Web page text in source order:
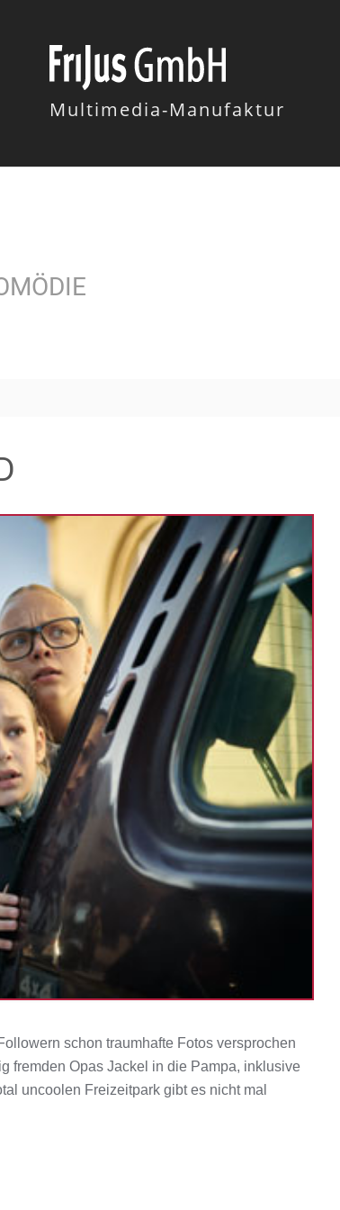
Multimedia-Manufaktur
schon traumhafte Fotos versprochen
fremden Opas Jackel in die Pampa, inklusive
uncoolen Freizeitpark gibt es nicht mal